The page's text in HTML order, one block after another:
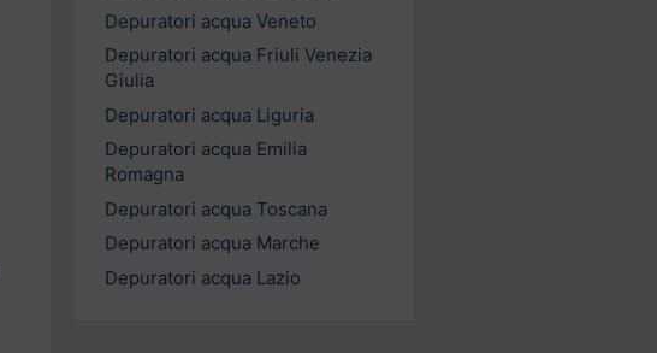
Depuratori acqua Veneto
Depuratori acqua Friuli Venezia
Giulia
Depuratori acqua Liguria
Depuratori acqua Emilia
Romagna
Depuratori acqua Toscana
Depuratori acqua Marche
Depuratori acqua Lazio